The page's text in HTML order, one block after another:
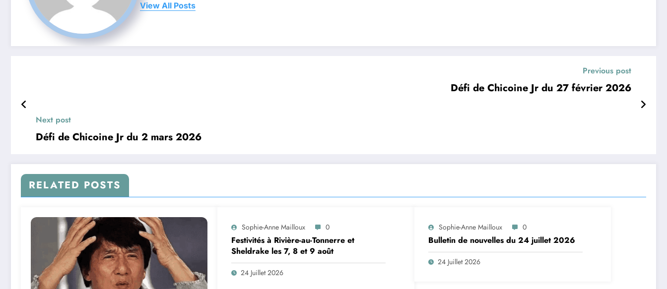
View All Posts
Previous post
Défi de Chicoine Jr du 27 février 2026
Next post
Défi de Chicoine Jr du 2 mars 2026
RELATED POSTS
Sophie-Anne Mailloux 0
Festivités à Rivière-au-Tonnerre et
Sheldrake les 7, 8 et 9 août
24 Juillet 2026
Sophie-Anne Mailloux 0
Bulletin de nouvelles du 24 juillet 2026
24 Juillet 2026